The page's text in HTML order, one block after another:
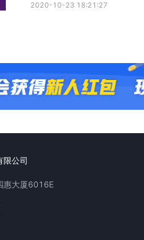
2020-10-23 18:21:27
限公司
惠大厦6016E